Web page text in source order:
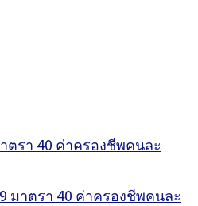
ตรา 40 ค่าครองชีพคนละ
มาตรา 40 ค่าครองชีพคนละ